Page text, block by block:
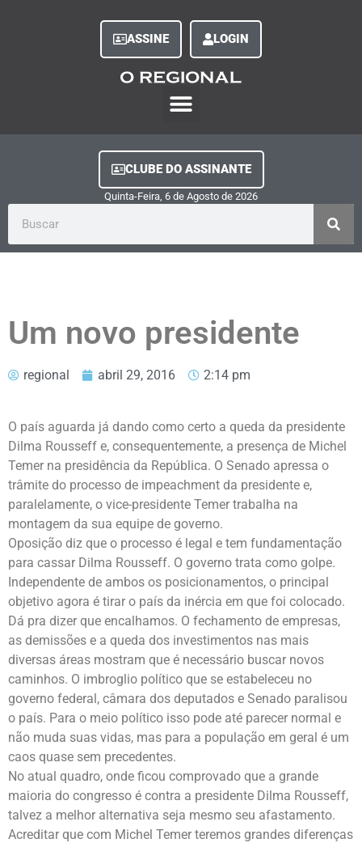
ASSINE LOGIN
CLUBE DO ASSINANTE
Quinta-Feira, 6 de Agosto de 2026
Um novo presidente
regional abril 29, 2016 2:14 pm
O país aguarda já dando como certo a queda da presidente
Dilma Rousseff e, consequentemente, a presença de Michel
Temer na presidência da República. O Senado apressa o
trâmite do processo de impeachment da presidente e,
paralelamente, o vice-presidente Temer trabalha na
montagem da sua equipe de governo.
Oposição diz que o processo é legal e tem fundamentação
para cassar Dilma Rousseff. O governo trata como golpe.
Independente de ambos os posicionamentos, o principal
objetivo agora é tirar o país da inércia em que foi colocado.
Dá pra dizer que encalhamos. O fechamento de empresas,
as demissões e a queda dos investimentos nas mais
diversas áreas mostram que é necessário buscar novos
caminhos. O imbroglio político que se estabeleceu no
governo federal, câmara dos deputados e Senado paralisou
o país. Para o meio político isso pode até parecer normal e
não muda suas vidas, mas para a população em geral é um
caos quase sem precedentes.
No atual quadro, onde ficou comprovado que a grande
maioria do congresso é contra a presidente Dilma Rousseff,
talvez a melhor alternativa seja mesmo seu afastamento.
Acreditar que com Michel Temer teremos grandes diferenças